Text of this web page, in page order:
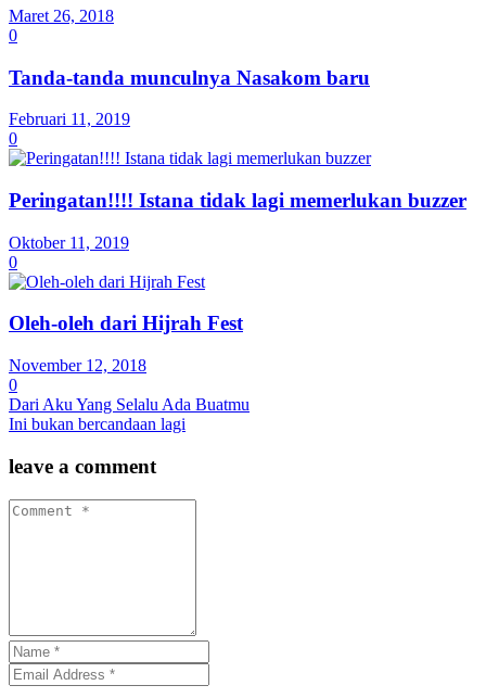
Maret 26, 2018
0
Tanda-tanda munculnya Nasakom baru
Februari 11, 2019
0
Peringatan!!!! Istana tidak lagi memerlukan buzzer
Oktober 11, 2019
0
Oleh-oleh dari Hijrah Fest
November 12, 2018
0
Dari Aku Yang Selalu Ada Buatmu
Ini bukan bercandaan lagi
leave a comment